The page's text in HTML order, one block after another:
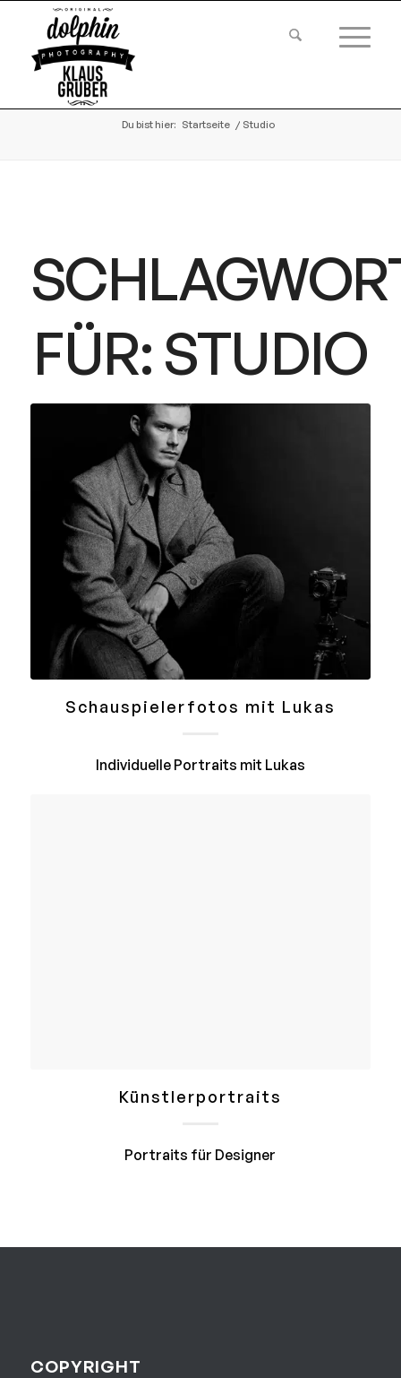
Du bist hier: Startseite / Studio
FÜR: STUDIO
Schauspielerfotos mit Lukas
Individuelle Portraits mit Lukas
Künstlerportraits
Portraits für Designer
COPYRIGHT